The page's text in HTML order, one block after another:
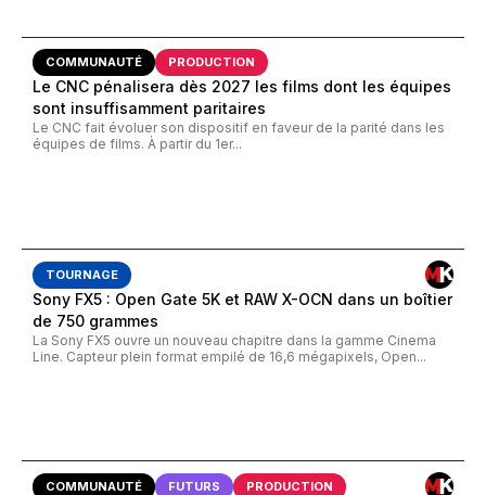
COMMUNAUTÉ PRODUCTION
Le CNC pénalisera dès 2027 les films dont les équipes
sont insuffisamment paritaires
Le CNC fait évoluer son dispositif en faveur de la parité dans les
équipes de films. À partir du 1er...
TOURNAGE
Sony FX5 : Open Gate 5K et RAW X-OCN dans un boîtier
de 750 grammes
La Sony FX5 ouvre un nouveau chapitre dans la gamme Cinema
Line. Capteur plein format empilé de 16,6 mégapixels, Open...
COMMUNAUTÉ FUTURS PRODUCTION